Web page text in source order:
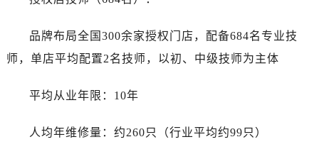
品牌布局全国300余家授权门店，配备684名专业技
师，单店平均配置2名技师，以初、中级技师为主体
平均从业年限：10年
人均年维修量：约260只（行业平均约99只）